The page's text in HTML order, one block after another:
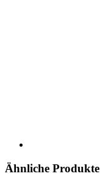
Ähnliche Produkte